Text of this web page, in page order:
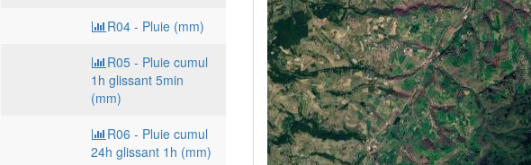
R04 - Pluie (mm)
R05 - Pluie cumul
1h glissant 5min
(mm)
R06 - Pluie cumul
24h glissant 1h (mm)